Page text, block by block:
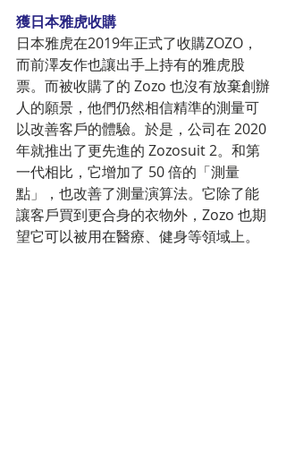
獲日本雅虎收購
日本雅虎在2019年正式了收購ZOZO，
而前澤友作也讓出手上持有的雅虎股
票。而被收購了的 Zozo 也沒有放棄創辦
人的願景，他們仍然相信精準的測量可
以改善客戶的體驗。於是，公司在 2020
年就推出了更先進的 Zozosuit 2。和第
一代相比，它增加了 50 倍的「測量
點」，也改善了測量演算法。它除了能
讓客戶買到更合身的衣物外，Zozo 也期
望它可以被用在醫療、健身等領域上。